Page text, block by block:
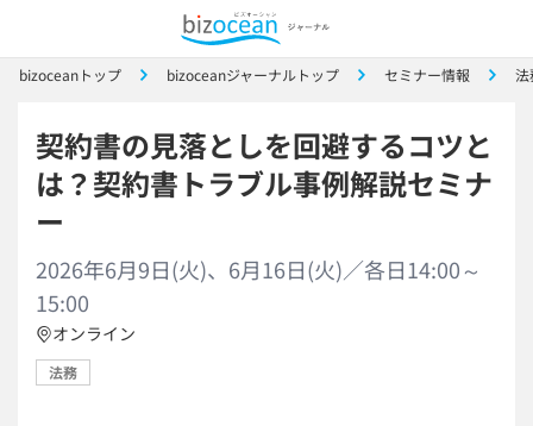
bizoceanトップ bizoceanジャーナルトップ セミナー情報 法
契約書の見落としを回避するコツと
は？契約書トラブル事例解説セミナ
ー
2026年6月9日(火)、6月16日(火)／各日14:00～
15:00
オンライン
法務